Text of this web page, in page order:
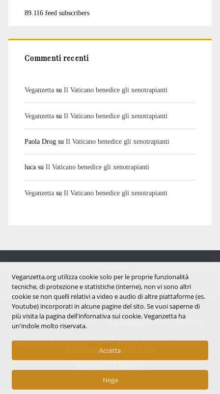
89.116 feed subscribers
Commenti recenti
Veganzettasu Il Vaticano benedice gli xenotrapianti
Veganzettasu Il Vaticano benedice gli xenotrapianti
Paola Drogsu Il Vaticano benedice gli xenotrapianti
lucasu Il Vaticano benedice gli xenotrapianti
Veganzettasu Il Vaticano benedice gli xenotrapianti
Notizie dal mondo vegan e antispecista
Copyright © 2007 - 2026 |
Informativa sui cookie (UE)|Informativa sulla Privacy|
Avvertenze e Licenza d'uso
Veganzetta.org utilizza cookie solo per le proprie funzionalità
tecniche, di protezione e statistiche (interne), non vi sono altri
cookie se non quelli relativi a video e audio di altre piattaforme (es.
Youtube) incorporati in alcune pagine del sito. Se vuoi saperne di
più visita la pagina dell'infornativa sui cookie. Veganzetta ha
un'indole molto riservata.
Accetta
Nega